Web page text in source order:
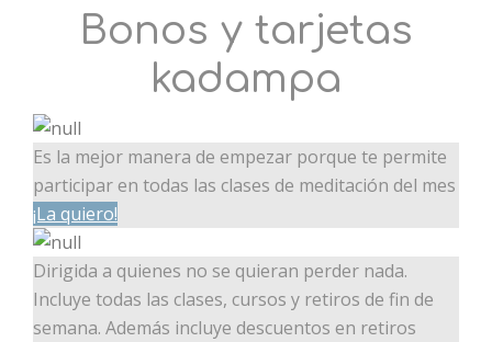
Bonos y tarjetas
kadampa
Es la mejor manera de empezar porque te permite
participar en todas las clases de meditación del mes
¡La quiero!
Dirigida a quienes no se quieran perder nada.
Incluye todas las clases, cursos y retiros de fin de
semana. Además incluye descuentos en retiros